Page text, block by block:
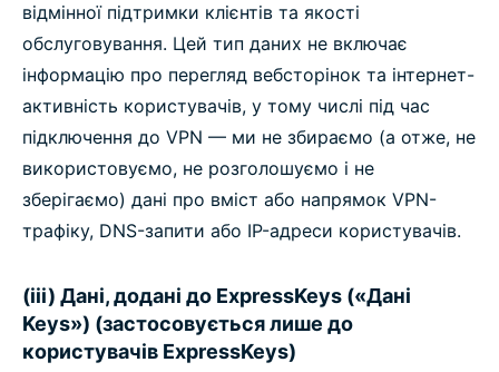
відмінної підтримки клієнтів та якості
обслуговування. Цей тип даних не включає
інформацію про перегляд вебсторінок та інтернет-
активність користувачів, у тому числі під час
підключення до VPN — ми не збираємо (а отже, не
використовуємо, не розголошуємо і не
зберігаємо) дані про вміст або напрямок VPN-
трафіку, DNS-запити або IP-адреси користувачів.
(iii) Дані, додані до ExpressKeys («Дані
Keys») (застосовується лише до
користувачів ExpressKeys)